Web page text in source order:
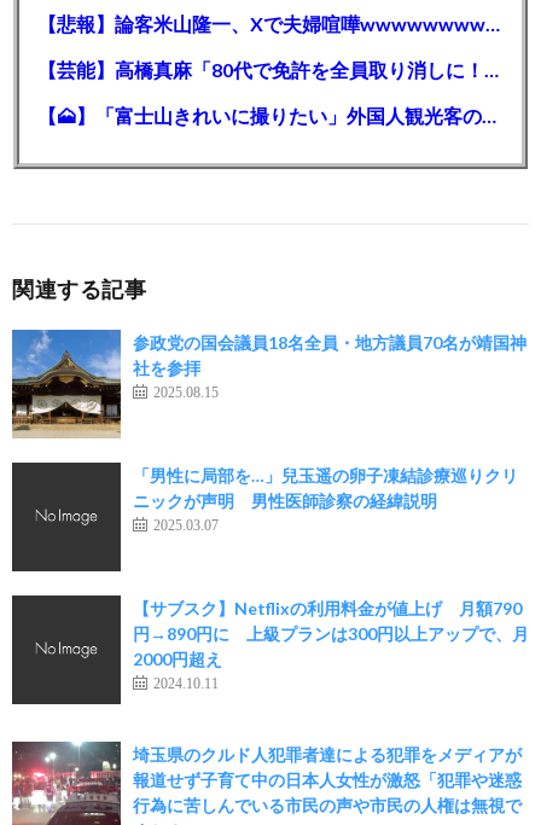
【悲報】論客米山隆一、Xで夫婦喧嘩wwwwwwwwwwww
【芸能】高橋真麻「80代で免許を全員取り消しに！」 高齢ドライバーの事故問題で、高齢者の運転免許取り消し法を提案
【🗻】「富士山きれいに撮りたい」外国人観光客のレンタカー事故が急増…「ハンドルが逆で慣れず」、道の狭さも
関連する記事
参政党の国会議員18名全員・地方議員70名が靖国神
社を参拝
2025.08.15
「男性に局部を…」兒玉遥の卵子凍結診療巡りクリ
ニックが声明 男性医師診察の経緯説明
2025.03.07
【サブスク】Netflixの利用料金が値上げ 月額790
円→890円に 上級プランは300円以上アップで、月
2000円超え
2024.10.11
埼玉県のクルド人犯罪者達による犯罪をメディアが
報道せず子育て中の日本人女性が激怒「犯罪や迷惑
行為に苦しんでいる市民の声や市民の人権は無視で